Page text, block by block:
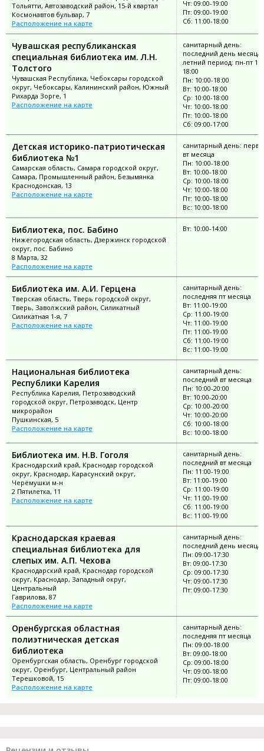
Тольятти, Автозаводский район, 15-й квартал
Космонавтов бульвар, 7
Расположение на карте
Чт: 09:00-19:00
Пт: 09:00-19:00
Сб: 11:00-18:00
Чувашская республиканская
специальная библиотека им. Л.Н.
Толстого
Чувашская Республика, Чебоксары городской
округ, Чебоксары, Калининский район, Южный
Рихарда Зорге, 1
Расположение на карте
санитарный день:
последний день месяца;
летний период: пн-пт
18:00
Пн: 10:00-18:00
Вт: 10:00-18:00
Ср: 10:00-18:00
Чт: 10:00-18:00
Пт: 10:00-18:00
Сб: 09:00-17:00
Детская историко-патриотическая
библиотека №1
Самарская область, Самара городской округ,
Самара, Промышленный район, Безымянка
Краснодонская, 13
Расположение на карте
санитарный день:
вт месяца
Пн: 10:00-18:00
Вт: 10:00-18:00
Ср: 10:00-18:00
Чт: 10:00-18:00
Пт: 10:00-18:00
Вс: 10:00-18:00
Библиотека, пос. Бабино
Нижегородская область, Дзержинск городской
округ, пос. Бабино
8 Марта, 32
Расположение на карте
Вт: 10:00-14:00
Библиотека им. А.И. Герцена
Тверская область, Тверь городской округ,
Тверь, Заволжский район, Силикатный
Силикатная 1-я, 7
Расположение на карте
санитарный день:
последняя пт месяца
Вт: 11:00-19:00
Ср: 11:00-19:00
Чт: 11:00-19:00
Пт: 11:00-19:00
Сб: 11:00-19:00
Вс: 11:00-19:00
Национальная библиотека
Республики Карелия
Республика Карелия, Петрозаводский
городской округ, Петрозаводск, Центр
микрорайон
Пушкинская, 5
Расположение на карте
санитарный день:
последний вт месяца
Пн: 10:00-20:00
Вт: 10:00-20:00
Ср: 10:00-20:00
Чт: 10:00-20:00
Сб: 10:00-18:00
Вс: 10:00-18:00
Библиотека им. Н.В. Гоголя
Краснодарский край, Краснодар городской
округ, Краснодар, Карасунский округ,
Черёмушки м-н
2 Пятилетка, 11
Расположение на карте
санитарный день:
последний вт месяца
Пн: 11:00-19:00
Вт: 11:00-19:00
Ср: 11:00-19:00
Чт: 11:00-19:00
Сб: 11:00-19:00
Вс: 11:00-19:00
Краснодарская краевая
специальная библиотека для
слепых им. А.П. Чехова
Краснодарский край, Краснодар городской
округ, Краснодар, Западный округ,
Центральный
Гаврилова, 87
Расположение на карте
санитарный день:
последний день месяца
Пн: 09:00-17:30
Вт: 09:00-17:30
Ср: 09:00-17:30
Чт: 09:00-17:30
Пт: 09:00-17:30
Оренбургская областная
полиэтническая детская
библиотека
Оренбургская область, Оренбург городской
округ, Оренбург, Центральный район
Терешковой, 15
Расположение на карте
санитарный день:
последняя пт месяца
Пн: 09:00-18:00
Вт: 09:00-18:00
Ср: 09:00-18:00
Чт: 09:00-18:00
Пт: 09:00-18:00